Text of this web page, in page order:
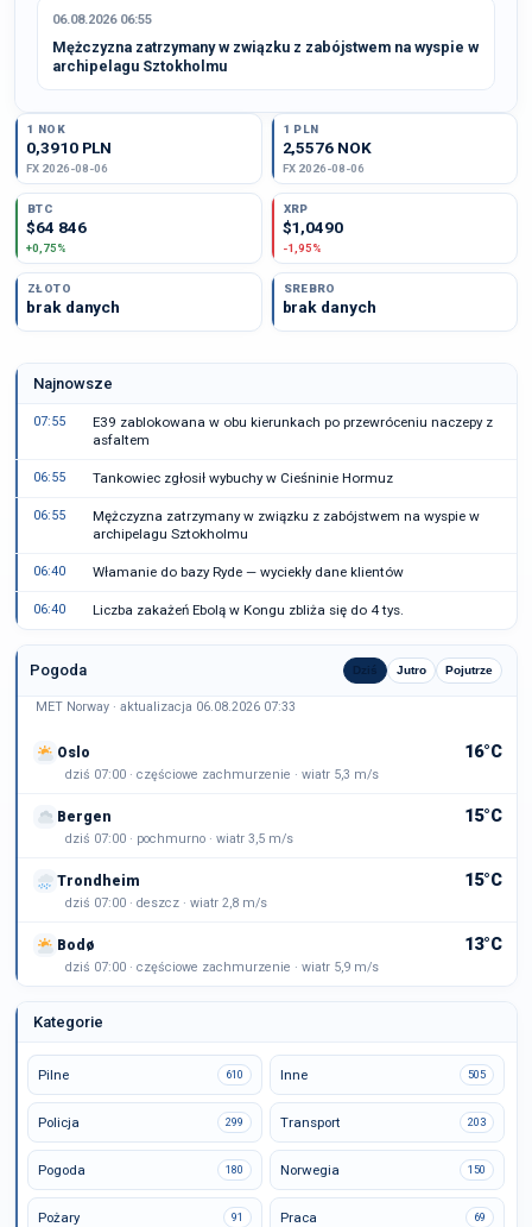
06.08.2026 06:55
Mężczyzna zatrzymany w związku z zabójstwem na wyspie w
archipelagu Sztokholmu
1 NOK
0,3910 PLN
FX 2026-08-06
1 PLN
2,5576 NOK
FX 2026-08-06
BTC
$64 846
+0,75%
XRP
$1,0490
-1,95%
ZŁOTO
brak danych
SREBRO
brak danych
Najnowsze
07:55
E39 zablokowana w obu kierunkach po przewróceniu naczepy z
asfaltem
06:55 Tankowiec zgłosił wybuchy w Cieśninie Hormuz
06:55
Mężczyzna zatrzymany w związku z zabójstwem na wyspie w
archipelagu Sztokholmu
06:40 Włamanie do bazy Ryde — wyciekły dane klientów
06:40 Liczba zakażeń Ebolą w Kongu zbliża się do 4 tys.
Pogoda Dziś Jutro Pojutrze
MET Norway · aktualizacja 06.08.2026 07:33
Oslo 16°C
dziś 07:00 · częściowe zachmurzenie · wiatr 5,3 m/s
Bergen 15°C
dziś 07:00 · pochmurno · wiatr 3,5 m/s
Trondheim 15°C
dziś 07:00 · deszcz · wiatr 2,8 m/s
Bodø 13°C
dziś 07:00 · częściowe zachmurzenie · wiatr 5,9 m/s
Kategorie
Pilne 610 Inne 505
Policja 299 Transport 203
Pogoda 180 Norwegia 150
Pożary 91 Praca 69